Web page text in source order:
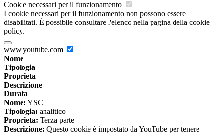
Cookie necessari per il funzionamento
I cookie necessari per il funzionamento non possono essere
disabilitati. È possibile consultare l'elenco nella pagina della cookie
policy.
www.youtube.com
Nome
Tipologia
Proprieta
Descrizione
Durata
Nome: YSC
Tipologia: analitico
Proprieta: Terza parte
Descrizione: Questo cookie è impostato da YouTube per tenere